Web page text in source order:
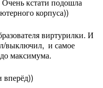
корпуса))
виртурилки. И
выключил, и самое
максимума.
вперёд))